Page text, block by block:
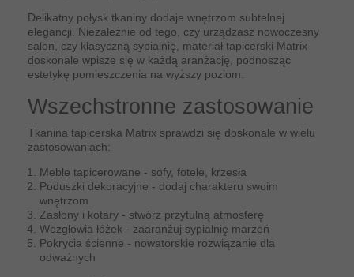
Delikatny połysk tkaniny dodaje wnętrzom subtelnej
elegancji. Niezależnie od tego, czy urządzasz nowoczesny
salon, czy klasyczną sypialnię, materiał tapicerski Matrix
doskonale wpisze się w każdą aranżację, podnosząc
estetykę pomieszczenia na wyższy poziom.
Wszechstronne zastosowanie
Tkanina tapicerska Matrix sprawdzi się doskonale w wielu
zastosowaniach:
Meble tapicerowane - sofy, fotele, krzesła
Poduszki dekoracyjne - dodaj charakteru swoim
wnętrzom
Zasłony i kotary - stwórz przytulną atmosferę
Wezgłowia łóżek - zaaranżuj sypialnię marzeń
Pokrycia ścienne - nowatorskie rozwiązanie dla
odważnych